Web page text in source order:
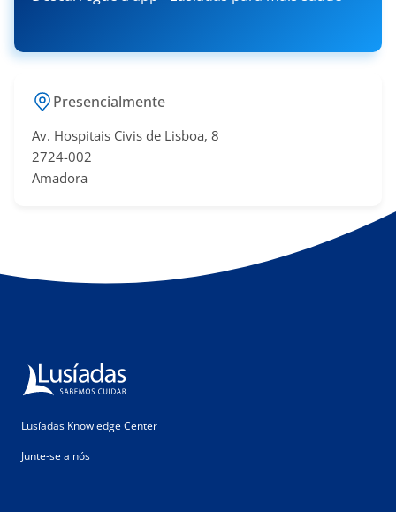
Presencialmente
Av. Hospitais Civis de Lisboa, 8
2724-002
Amadora
Lusíadas Knowledge Center
Junte-se a nós